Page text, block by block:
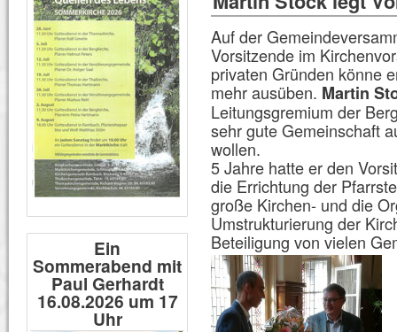
Auf der
Vorsitzende im
privaten Gründen könne
mehr ausüben. Martin
Leitungsgremium der
sehr gute Gemeinschaft
wollen.
5 Jahre hatte er den
die Errichtung der
große Kirchen- und die
Umstrukturierung der
Beteiligung von vielen
Ein
Sommerabend mit
Paul Gerhardt
16.08.2026 um 17
Uhr